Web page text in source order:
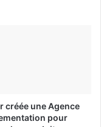
créée une Agence
pour